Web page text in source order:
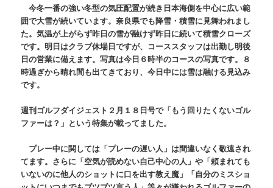
ン今冬一番の強い冬型の気圧配置が続き日本海側を中心に広い範
囲で大雪が続いています。奈良県でも降雪・積雪に見舞われまし
た。気温が上がらず昨日の雪が融けず昨日に続いて積雪クローズ
です。明日はクラブ休場日ですが、コーススタッフは出勤し明後
日の営業に備えます。写真は今日６時半のコースの写真です。８
時過ぎから晴れ間も出てきており、今日中には雪は融ける見込み
です。
週刊ゴルフダイジェスト２月１８日号で「もう回りたくないゴル
ファーは？」という特集が載ってました。
プレー中に関しては「プレーの遅い人」は間違いなく敬遠され
てます。さらに「空気が読めない自己中心の人」や「頼まれても
いないのに他人のショットに口を出す教え魔」「自分のミスショ